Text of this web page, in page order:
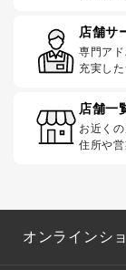
店舗サ
専門ア
充実し
店舗一
お近く
住所や
オンラインシ